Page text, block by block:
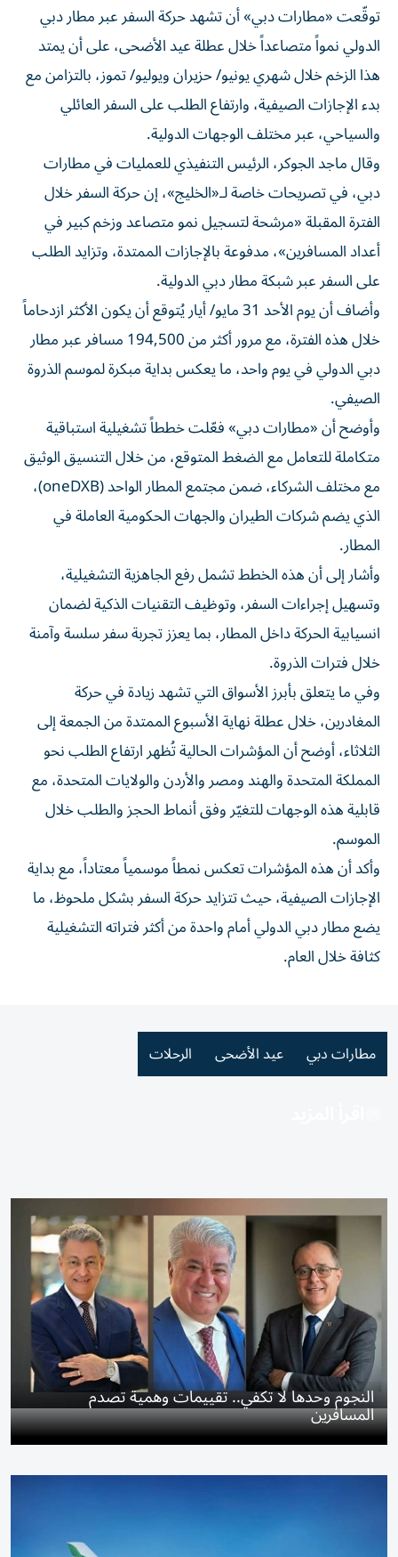
توقّعت «مطارات دبي» أن تشهد حركة السفر عبر مطار دبي
الدولي نمواً متصاعداً خلال عطلة عيد الأضحى، على أن يمتد
هذا الزخم خلال شهري يونيو/ حزيران ويوليو/ تموز، بالتزامن مع
بدء الإجازات الصيفية، وارتفاع الطلب على السفر العائلي
والسياحي، عبر مختلف الوجهات الدولية.
وقال ماجد الجوكر، الرئيس التنفيذي للعمليات في مطارات
دبي، في تصريحات خاصة لـ«الخليج»، إن حركة السفر خلال
الفترة المقبلة «مرشحة لتسجيل نمو متصاعد وزخم كبير في
أعداد المسافرين»، مدفوعة بالإجازات الممتدة، وتزايد الطلب
على السفر عبر شبكة مطار دبي الدولية.
وأضاف أن يوم الأحد 31 مايو/ أيار يُتوقع أن يكون الأكثر ازدحاماً
خلال هذه الفترة، مع مرور أكثر من 194,500 مسافر عبر مطار
دبي الدولي في يوم واحد، ما يعكس بداية مبكرة لموسم الذروة
الصيفي.
وأوضح أن «مطارات دبي» فعّلت خططاً تشغيلية استباقية
متكاملة للتعامل مع الضغط المتوقع، من خلال التنسيق الوثيق
مع مختلف الشركاء، ضمن مجتمع المطار الواحد (oneDXB)،
الذي يضم شركات الطيران والجهات الحكومية العاملة في
المطار.
وأشار إلى أن هذه الخطط تشمل رفع الجاهزية التشغيلية،
وتسهيل إجراءات السفر، وتوظيف التقنيات الذكية لضمان
انسيابية الحركة داخل المطار، بما يعزز تجربة سفر سلسة وآمنة
خلال فترات الذروة.
وفي ما يتعلق بأبرز الأسواق التي تشهد زيادة في حركة
المغادرين، خلال عطلة نهاية الأسبوع الممتدة من الجمعة إلى
الثلاثاء، أوضح أن المؤشرات الحالية تُظهر ارتفاع الطلب نحو
المملكة المتحدة والهند ومصر والأردن والولايات المتحدة، مع
قابلية هذه الوجهات للتغيّر وفق أنماط الحجز والطلب خلال
الموسم.
وأكد أن هذه المؤشرات تعكس نمطاً موسمياً معتاداً، مع بداية
الإجازات الصيفية، حيث تتزايد حركة السفر بشكل ملحوظ، ما
يضع مطار دبي الدولي أمام واحدة من أكثر فتراته التشغيلية
كثافة خلال العام.
مطارات دبي عيد الأضحى الرحلات
النجوم وحدها لا تكفي.. تقييمات وهمية تصدم
المسافرين